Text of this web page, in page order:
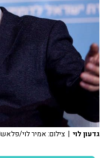
גדעון לוי | צילום: אמיר לוי/פלאש90